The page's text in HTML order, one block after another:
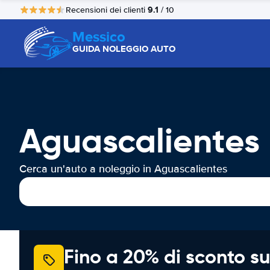
Recensioni dei clienti 9.1 / 10
Messico
GUIDA NOLEGGIO AUTO
Cerca un'auto a noleggio in Aguascalientes
Fino a 20% di sconto